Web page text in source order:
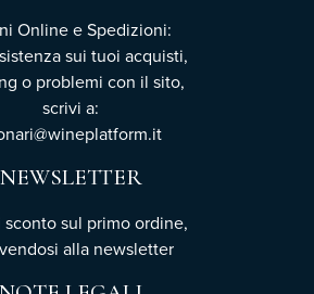
Online e Spedizioni:
sui tuoi acquisti,
o problemi con il sito,
scrivi a:
NEWSLETTER
sconto sul primo ordine,
alla newsletter